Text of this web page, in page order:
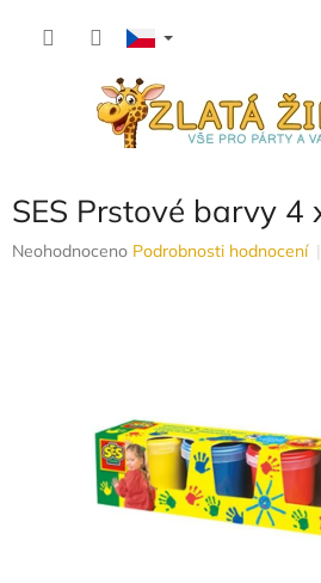
SES Prstové barvy 4
Průměrné
Neohodnoceno Podrobnosti hodnocení